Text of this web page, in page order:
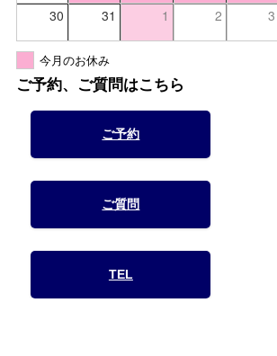
30 31 1 2 3
今月のお休み
ご予約、ご質問はこちら
ご予約
ご質問
TEL